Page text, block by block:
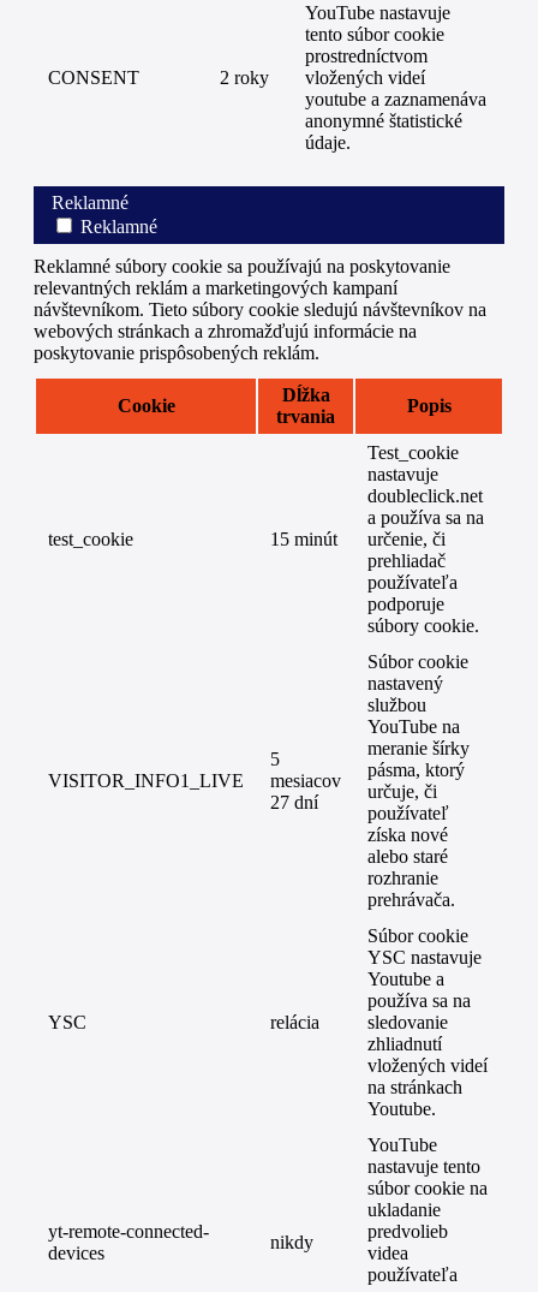
CONSENT 2 roky
YouTube nastavuje
tento súbor cookie
prostredníctvom
vložených videí
youtube a zaznamenáva
anonymné štatistické
údaje.
Reklamné
Reklamné
Reklamné súbory cookie sa používajú na poskytovanie
relevantných reklám a marketingových kampaní
návštevníkom. Tieto súbory cookie sledujú návštevníkov na
webových stránkach a zhromažďujú informácie na
poskytovanie prispôsobených reklám.
Cookie
Dĺžka
trvania
Popis
test_cookie 15 minút
Test_cookie
nastavuje
doubleclick.net
a používa sa na
určenie, či
prehliadač
používateľa
podporuje
súbory cookie.
VISITOR_INFO1_LIVE
5
mesiacov
27 dní
Súbor cookie
nastavený
službou
YouTube na
meranie šírky
pásma, ktorý
určuje, či
používateľ
získa nové
alebo staré
rozhranie
prehrávača.
YSC relácia
Súbor cookie
YSC nastavuje
Youtube a
používa sa na
sledovanie
zhliadnutí
vložených videí
na stránkach
Youtube.
yt-remote-connected-
devices
nikdy
YouTube
nastavuje tento
súbor cookie na
ukladanie
predvolieb
videa
používateľa